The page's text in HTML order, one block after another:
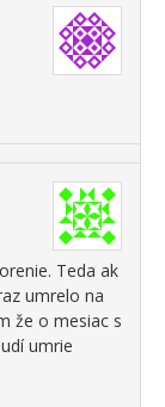
Teda ak
umrelo na
že o mesiac s
umrie